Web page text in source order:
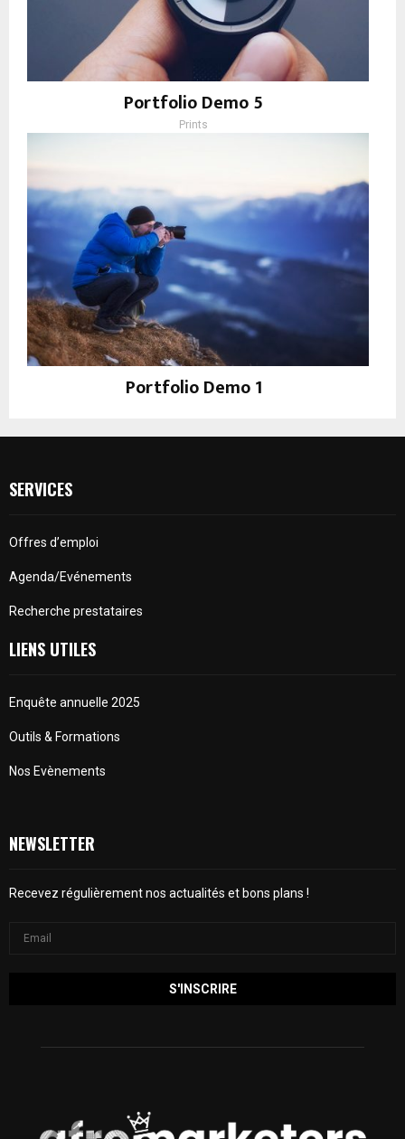
Portfolio Demo 5
Prints
Portfolio Demo 1
SERVICES
Offres d’emploi
Agenda/Evénements
Recherche prestataires
LIENS UTILES
Enquête annuelle 2025
Outils & Formations
Nos Evènements
NEWSLETTER
Recevez régulièrement nos actualités et bons plans !